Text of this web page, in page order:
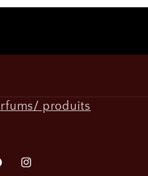
produits
Instagram